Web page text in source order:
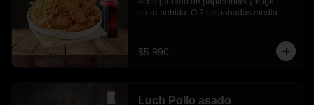
entre bebida  O 2 empanadas media
$5.990
Luch Pollo asado